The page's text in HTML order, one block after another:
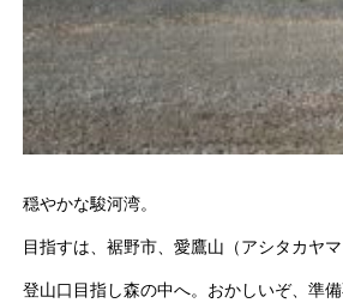
穏やかな駿河湾。
目指すは、裾野市、愛鷹山（アシタカヤマ
登山口目指し森の中へ。おかしいぞ、準